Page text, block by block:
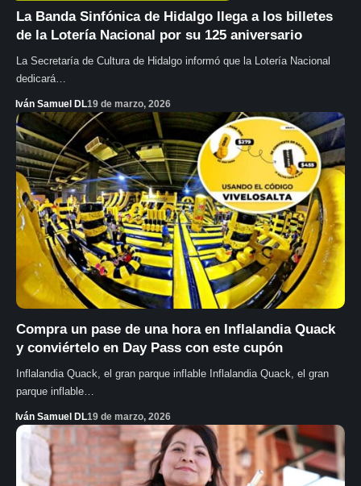
La Banda Sinfónica de Hidalgo llega a los billetes
de la Lotería Nacional por su 125 aniversario
La Secretaría de Cultura de Hidalgo informó que la Lotería Nacional
dedicará…
Iván Samuel DL19 de marzo, 2026
Compra un pase de una hora en Inflalandia Quack
y conviértelo en Day Pass con este cupón
Inflalandia Quack, el gran parque inflable Inflalandia Quack, el gran
parque inflable…
Iván Samuel DL19 de marzo, 2026